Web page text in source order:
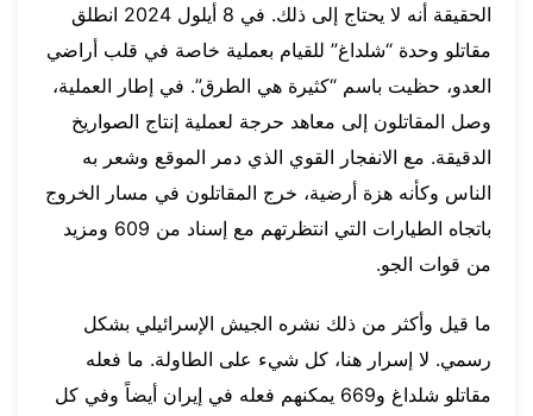
الحقيقة أنه لا يحتاج إلى ذلك. في 8 أيلول 2024 انطلق
مقاتلو وحدة “شلداغ” للقيام بعملية خاصة في قلب أراضي
العدو، حظيت باسم “كثيرة هي الطرق”. في إطار العملية،
وصل المقاتلون إلى معاهد حرجة لعملية إنتاج الصواريخ
الدقيقة. مع الانفجار القوي الذي دمر الموقع وشعر به
الناس وكأنه هزة أرضية، خرج المقاتلون في مسار الخروج
باتجاه الطيارات التي انتظرتهم مع إسناد من 609 ومزيد
من قوات الجو.
ما قيل وأكثر من ذلك نشره الجيش الإسرائيلي بشكل
رسمي. لا إسرار هنا، كل شيء على الطاولة. ما فعله
مقاتلو شلداغ و669 يمكنهم فعله في إيران أيضاً وفي كل